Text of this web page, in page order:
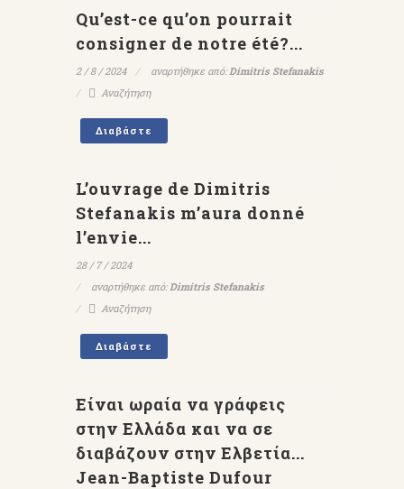
Qu’est-ce qu’on pourrait
consigner de notre été?...
2 / 8 / 2024 αναρτήθηκε από:Dimitris Stefanakis
Αναζήτηση
Διαβάστε
L’ouvrage de Dimitris
Stefanakis m’aura donné
l’envie...
28 / 7 / 2024
αναρτήθηκε από:Dimitris Stefanakis
Αναζήτηση
Διαβάστε
Είναι ωραία να γράφεις
στην Ελλάδα και να σε
διαβάζουν στην Ελβετία...
Jean-Baptiste Dufour